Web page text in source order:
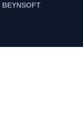
BEYNSOFT